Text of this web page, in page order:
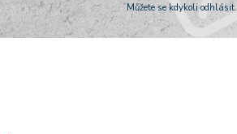
Můžete se kdykoli odhlásit.